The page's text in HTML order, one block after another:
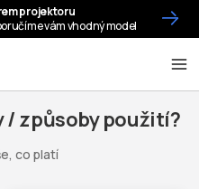
/ způsoby použití?
co platí